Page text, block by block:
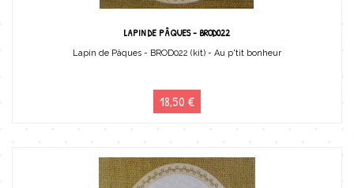
LAPIN DE PÂQUES - BROD022
Lapin de Pâques - BROD022 (kit) - Au p'tit bonheur
18,50 €